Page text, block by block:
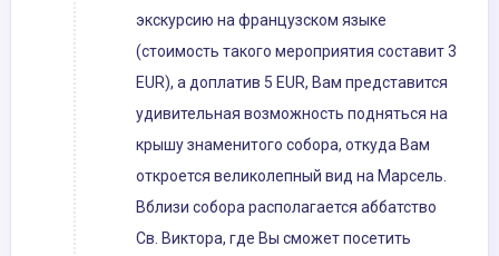
экскурсию на французском языке
(стоимость такого мероприятия составит 3
EUR), а доплатив 5 EUR, Вам представится
удивительная возможность подняться на
крышу знаменитого собора, откуда Вам
откроется великолепный вид на Марсель.
Вблизи собора располагается аббатство
Св. Виктора, где Вы сможет посетить